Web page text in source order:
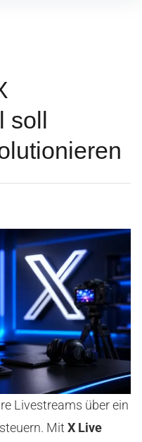
soll
Livestreams über ein
Mit X Live